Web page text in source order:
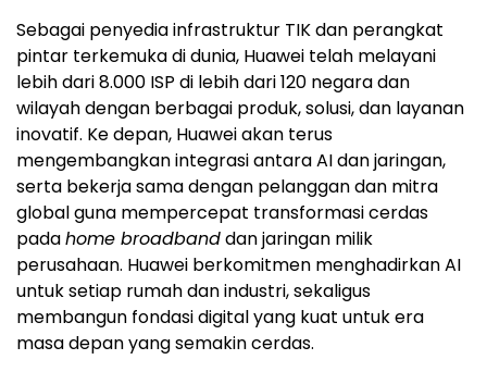
Sebagai penyedia infrastruktur TIK dan perangkat
pintar terkemuka di dunia, Huawei telah melayani
lebih dari 8.000 ISP di lebih dari 120 negara dan
wilayah dengan berbagai produk, solusi, dan layanan
inovatif. Ke depan, Huawei akan terus
mengembangkan integrasi antara AI dan jaringan,
serta bekerja sama dengan pelanggan dan mitra
global guna mempercepat transformasi cerdas
padahome broadbanddan jaringan milik
perusahaan. Huawei berkomitmen menghadirkan AI
untuk setiap rumah dan industri, sekaligus
membangun fondasi digital yang kuat untuk era
masa depan yang semakin cerdas.